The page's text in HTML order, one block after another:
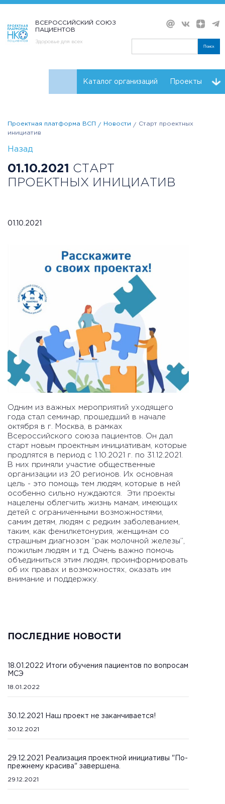
ВСЕРОССИЙСКИЙ СОЮЗ
ПАЦИЕНТОВ
Здоровье для всех
Поиск
Каталог организаций Проекты
Проектная платформа ВСП Новости
Старт проектных
инициатив
Назад
01.10.2021
СТАРТ
ПРОЕКТНЫХ ИНИЦИАТИВ
01.10.2021
Одним из важных мероприятий уходящего
года стал семинар, прошедший в начале
октября в г. Москва, в рамках
Всероссийского союза пациентов. Он дал
старт новым проектным инициативам, которые
продлятся в период с 1.10.2021 г. по 31.12.2021.
В них приняли участие общественные
организации из 20 регионов. Их основная
цель - это помощь тем людям, которые в ней
особенно сильно нуждаются. Эти проекты
нацелены облегчить жизнь мамам, имеющих
детей с ограниченными возможностями,
самим детям, людям с редким заболеванием,
таким, как фенилкетонурия, женщинам со
страшным диагнозом “рак молочной железы”,
пожилым людям и т.д. Очень важно помочь
объединиться этим людям, проинформировать
об их правах и возможностях, оказать им
внимание и поддержку.
ПОСЛЕДНИЕ НОВОСТИ
18.01.2022 Итоги обучения пациентов по вопросам
МСЭ
18.01.2022
30.12.2021 Наш проект не заканчивается!
30.12.2021
29.12.2021 Реализация проектной инициативы "По-
прежнему красива" завершена.
29.12.2021